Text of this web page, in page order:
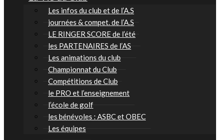
Les infos du club et de l’A.S
journées & compet. de l’A.S
LE RINGER SCORE de l’été
les PARTENAIRES de l’AS
Les animations du club
Championnat du Club
Compétitions de Club
le PRO et l’enseignement
l’école de golf
les bénévoles : ASBC et OBEC
Les équipes